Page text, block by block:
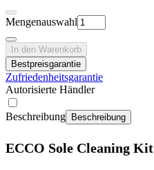
Mengenauswahl
In den Warenkorb
Bestpreisgarantie
Zufriedenheitsgarantie
Autorisierte Händler
Beschreibung Beschreibung
ECCO Sole Cleaning Kit